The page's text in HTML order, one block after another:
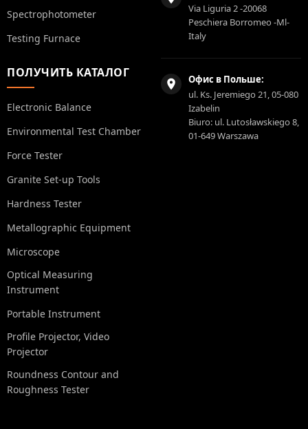
Spectrophotometer
Testing Furnace
ПОЛУЧИТЬ КАТАЛОГ
Electronic Balance
Environmental Test Chamber
Force Tester
Granite Set-up Tools
Hardness Tester
Metallographic Equipment
Microscope
Optical Measuring
Instrument
Portable Instrument
Profile Projector, Video
Projector
Roundness Contour and
Roughness Tester
Via Liguria 2 -20068
Peschiera Borromeo -Ml-
Italy
Офис в Польше:
ul. Ks. Jeremiego 21, 05-080
Izabelin
Biuro: ul. Lutosławskiego 8,
01-649 Warszawa